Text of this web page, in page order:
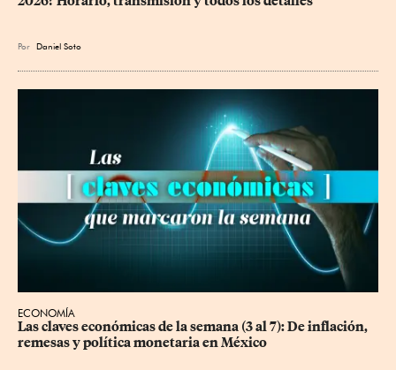
Por Daniel Soto
ECONOMÍA
Las claves económicas de la semana (3 al 7): De inflación,
remesas y política monetaria en México